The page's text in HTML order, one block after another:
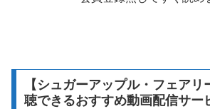
【シュガーアップル・フェア
聴できるおすすめ動画配信サー